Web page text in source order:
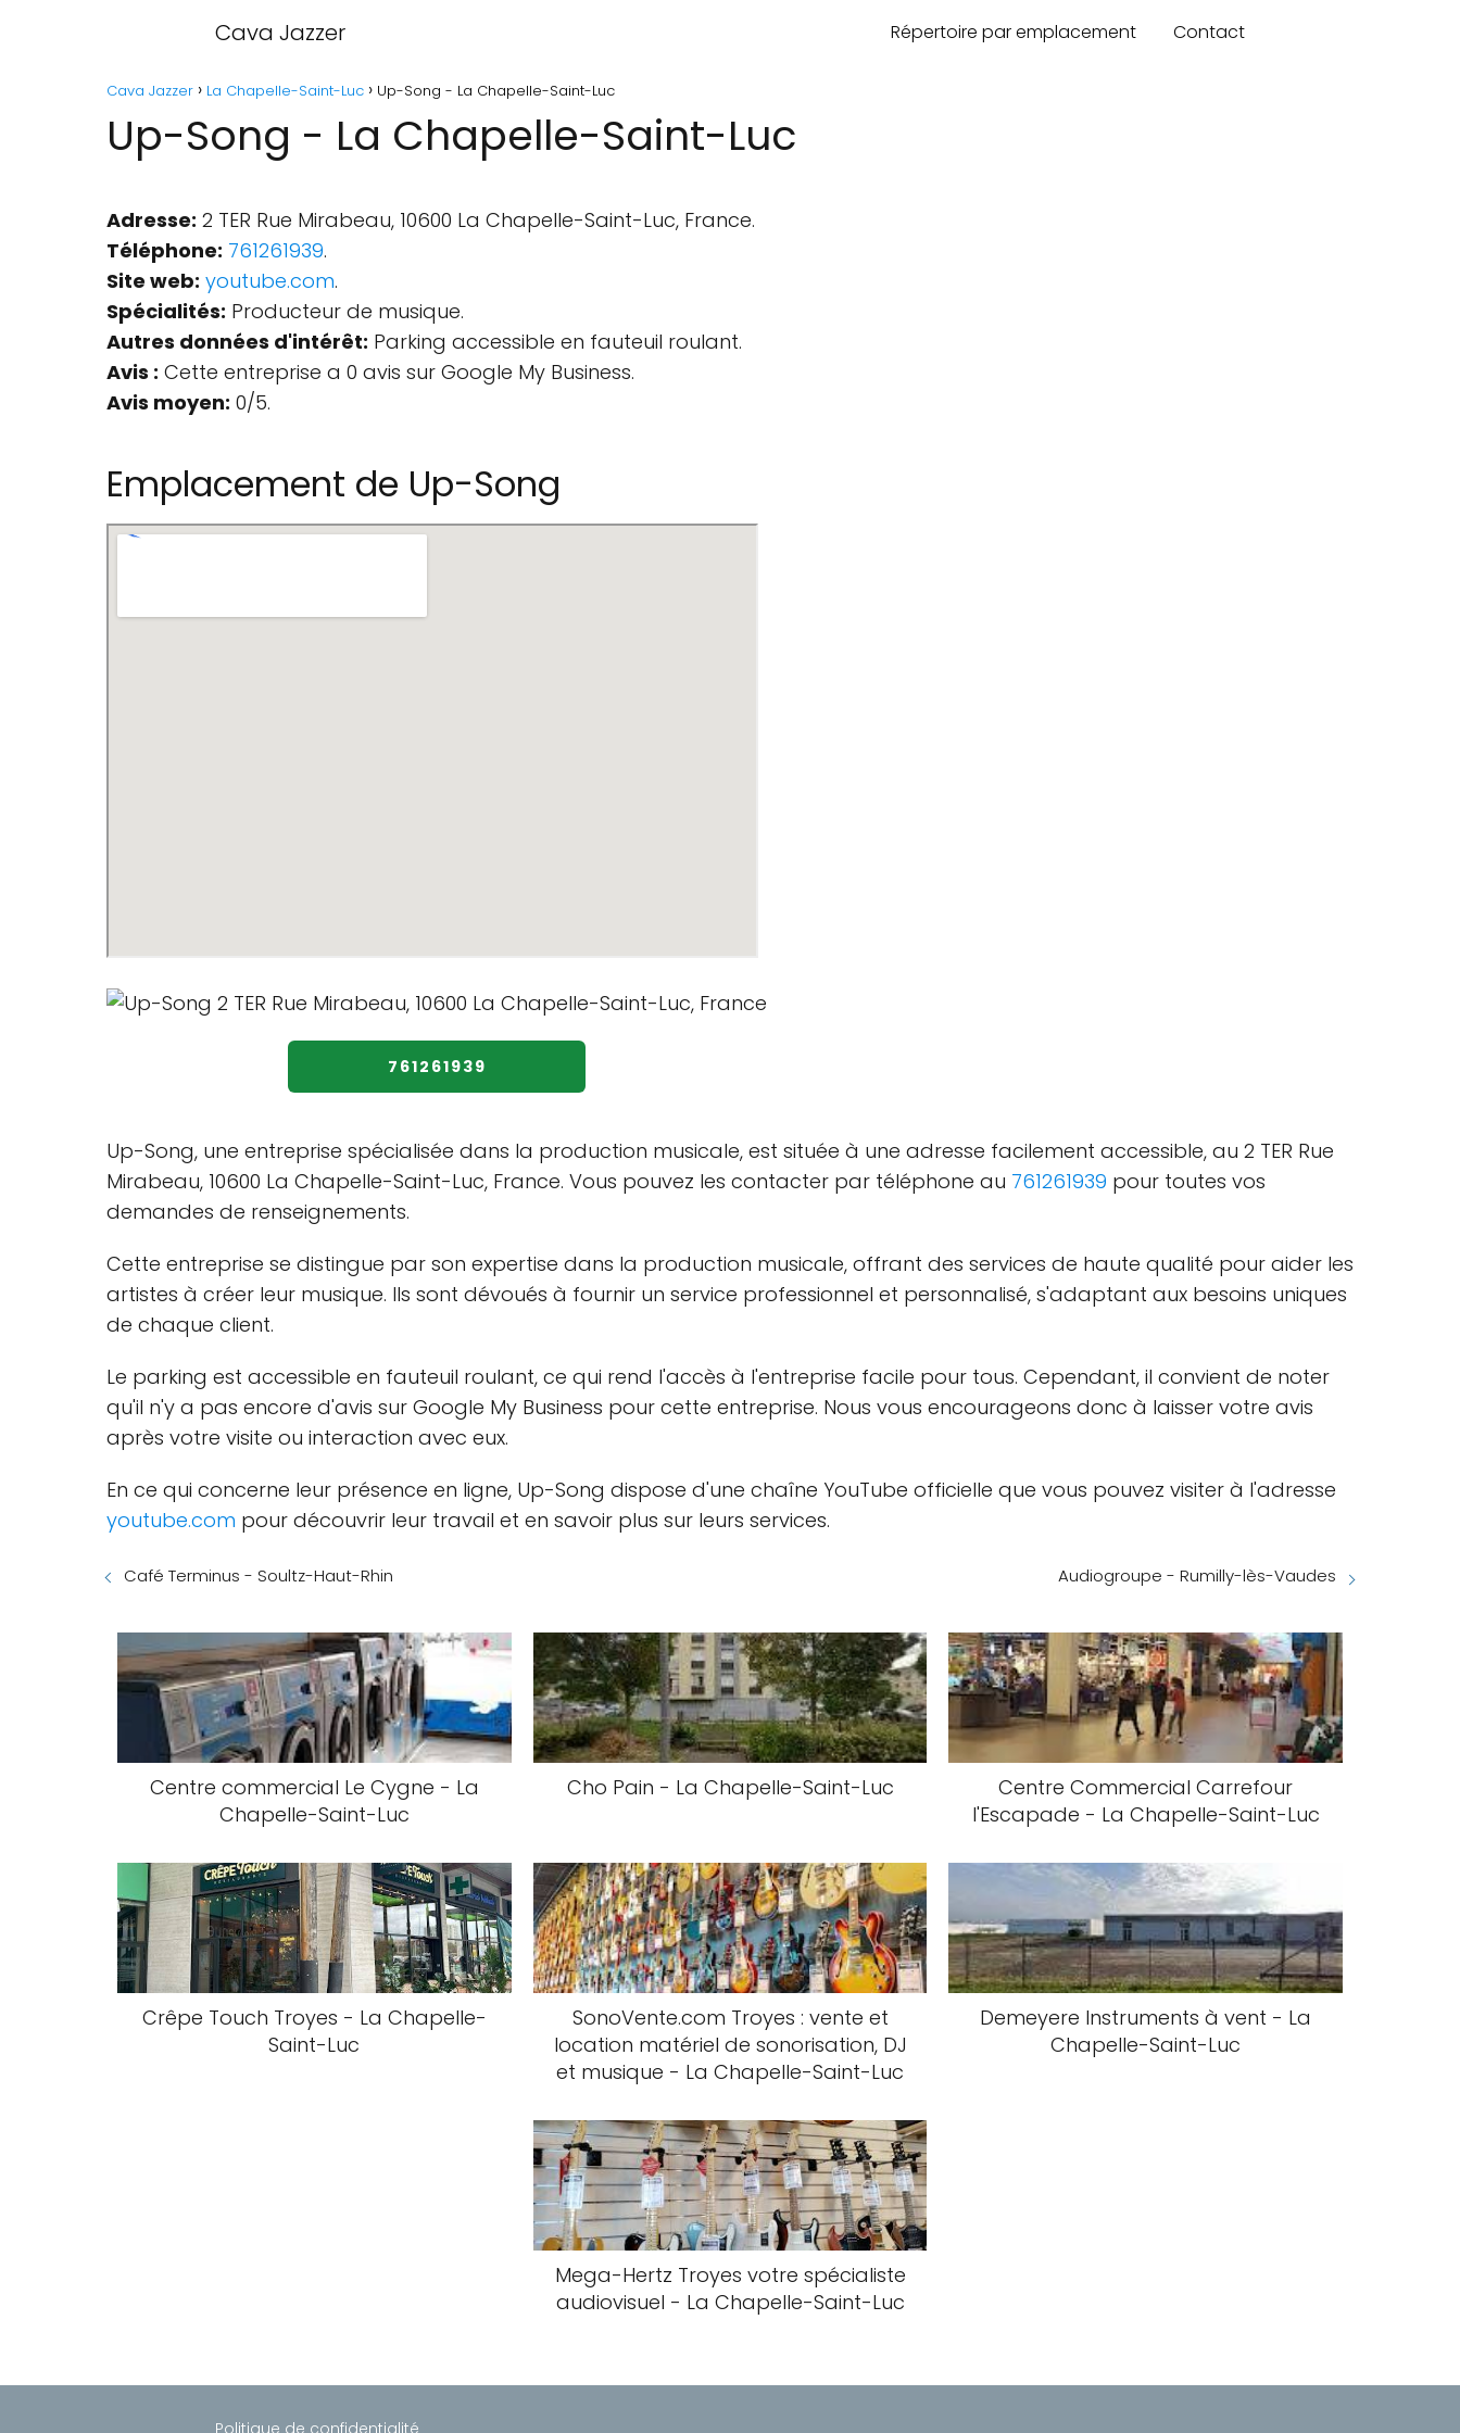
Cava Jazzer Répertoire par emplacement Contact
Cava Jazzer La Chapelle-Saint-Luc Up-Song - La Chapelle-Saint-Luc
Up-Song - La Chapelle-Saint-Luc
Adresse: 2 TER Rue Mirabeau, 10600 La Chapelle-Saint-Luc, France.
Téléphone: 761261939.
Site web: youtube.com.
Spécialités: Producteur de musique.
Autres données d'intérêt: Parking accessible en fauteuil roulant.
Avis : Cette entreprise a 0 avis sur Google My Business.
Avis moyen: 0/5.
Emplacement de Up-Song
761261939
Up-Song, une entreprise spécialisée dans la production musicale, est située à une adresse facilement accessible, au 2 TER Rue
Mirabeau, 10600 La Chapelle-Saint-Luc, France. Vous pouvez les contacter par téléphone au 761261939 pour toutes vos
demandes de renseignements.
Cette entreprise se distingue par son expertise dans la production musicale, offrant des services de haute qualité pour aider les
artistes à créer leur musique. Ils sont dévoués à fournir un service professionnel et personnalisé, s'adaptant aux besoins uniques
de chaque client.
Le parking est accessible en fauteuil roulant, ce qui rend l'accès à l'entreprise facile pour tous. Cependant, il convient de noter
qu'il n'y a pas encore d'avis sur Google My Business pour cette entreprise. Nous vous encourageons donc à laisser votre avis
après votre visite ou interaction avec eux.
En ce qui concerne leur présence en ligne, Up-Song dispose d'une chaîne YouTube officielle que vous pouvez visiter à l'adresse
youtube.com pour découvrir leur travail et en savoir plus sur leurs services.
Café Terminus - Soultz-Haut-Rhin Audiogroupe - Rumilly-lès-Vaudes
Centre commercial Le Cygne - La
Chapelle-Saint-Luc
Cho Pain - La Chapelle-Saint-Luc
Centre Commercial Carrefour
l'Escapade - La Chapelle-Saint-Luc
Crêpe Touch Troyes - La Chapelle-
Saint-Luc
SonoVente.com Troyes : vente et
location matériel de sonorisation, DJ
et musique - La Chapelle-Saint-Luc
Demeyere Instruments à vent - La
Chapelle-Saint-Luc
Mega-Hertz Troyes votre spécialiste
audiovisuel - La Chapelle-Saint-Luc
Politique de confidentialité